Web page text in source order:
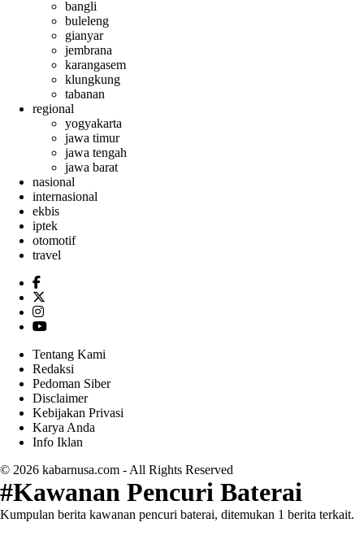
bangli
buleleng
gianyar
jembrana
karangasem
klungkung
tabanan
regional
yogyakarta
jawa timur
jawa tengah
jawa barat
nasional
internasional
ekbis
iptek
otomotif
travel
Tentang Kami
Redaksi
Pedoman Siber
Disclaimer
Kebijakan Privasi
Karya Anda
Info Iklan
© 2026 kabarnusa.com - All Rights Reserved
#Kawanan Pencuri Baterai
Kumpulan berita kawanan pencuri baterai, ditemukan 1 berita terkait.